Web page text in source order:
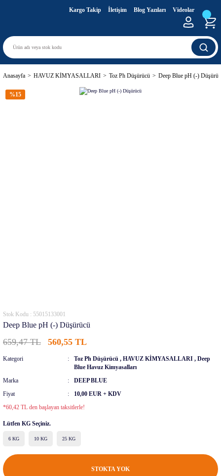
Kargo Takip İletişim Blog Yazıları Videolar
Anasayfa HAVUZ KİMYASALLARI Toz Ph Düşürücü Deep Blue pH (-)
%15
Stok Kodu : 55015133001
Deep Blue pH (-) Düşürücü
659,47 TL 560,55 TL
Kategori Toz Ph Düşürücü , HAVUZ KİMYASALLARI , Deep
Blue Havuz Kimyasalları
Marka
DEEP BLUE
Fiyat
10,00 EUR + KDV
*60,42 TL den başlayan taksitlerle!
Lütfen KG Seçiniz.
6 KG 10 KG 25 KG
STOKTA YOK